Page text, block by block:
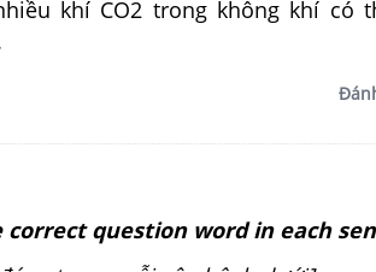
khí CO2 trong không khí có
correct question word in each